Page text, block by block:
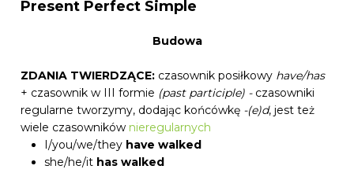
Present Perfect Simple
Budowa
ZDANIA TWIERDZĄCE: czasownik posiłkowy have/has
+ czasownik w III formie (past participle) - czasowniki
regularne tworzymy, dodając końcówkę -(e)d, jest też
wiele czasowników nieregularnych
I/you/we/they have walked
she/he/it has walked